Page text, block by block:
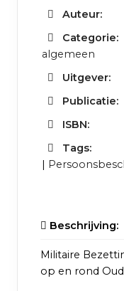
Auteur:
Categorie:
algemeen
Uitgever:
Publicatie:
ISBN:
Tags:
|
Beschrijving:
Militaire
op en rond